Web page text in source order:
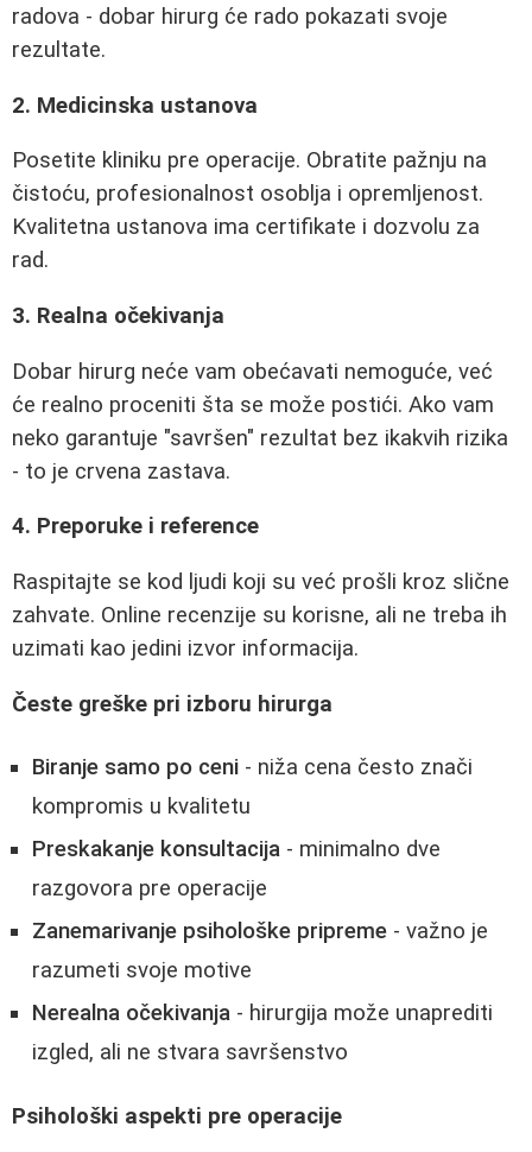
radova - dobar hirurg će rado pokazati svoje
rezultate.
2. Medicinska ustanova
Posetite kliniku pre operacije. Obratite pažnju na
čistoću, profesionalnost osoblja i opremljenost.
Kvalitetna ustanova ima certifikate i dozvolu za
rad.
3. Realna očekivanja
Dobar hirurg neće vam obećavati nemoguće, već
će realno proceniti šta se može postići. Ako vam
neko garantuje "savršen" rezultat bez ikakvih rizika
- to je crvena zastava.
4. Preporuke i reference
Raspitajte se kod ljudi koji su već prošli kroz slične
zahvate. Online recenzije su korisne, ali ne treba ih
uzimati kao jedini izvor informacija.
Česte greške pri izboru hirurga
Biranje samo po ceni - niža cena često znači
kompromis u kvalitetu
Preskakanje konsultacija - minimalno dve
razgovora pre operacije
Zanemarivanje psihološke pripreme - važno je
razumeti svoje motive
Nerealna očekivanja - hirurgija može unaprediti
izgled, ali ne stvara savršenstvo
Psihološki aspekti pre operacije